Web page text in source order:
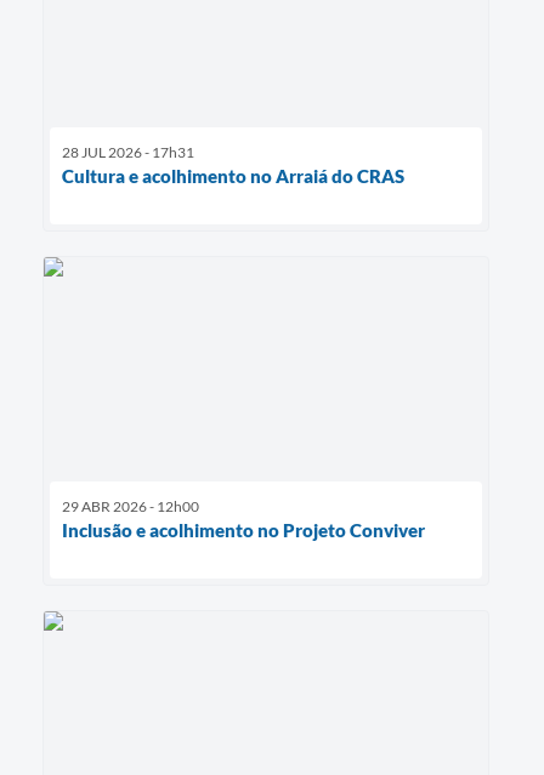
28 JUL 2026 - 17h31
Cultura e acolhimento no Arraiá do CRAS
29 ABR 2026 - 12h00
Inclusão e acolhimento no Projeto Conviver